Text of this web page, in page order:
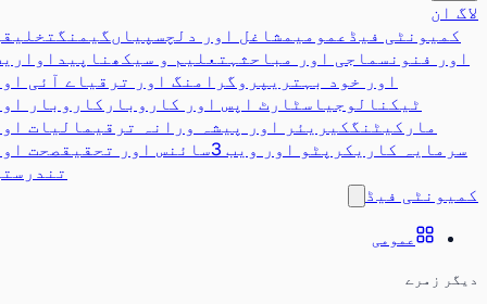
لاگ ان
کمیونٹی فیڈعمومیمشاغل اور دلچسپیاں گیمنگتخلیقی
اور فنون سماجی اور مباحثہتعلیم و سیکھناپیداواریت
اور خود بہتری پروگرامنگ اور ترقیاے آئی اور
ٹیکنالوجیاسٹارٹ اپس اور کاروبار کاروبار اور
مارکیٹنگکیریئر اور پیشہ ورانہ ترقیمالیات اور
سرمایہ کاری کرپٹو اور ویب 3 سائنس اور تحقیقصحت اور
تندرستی
کمیونٹی فیڈ
عمومی
دیگر زمرے